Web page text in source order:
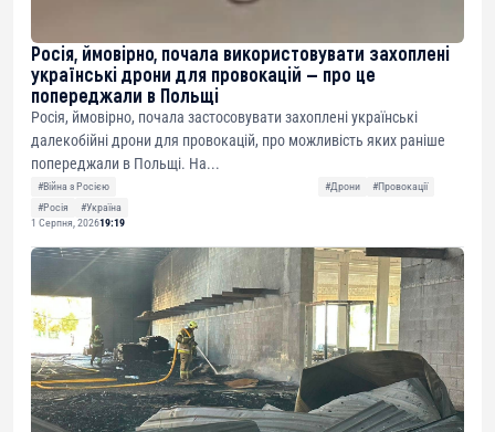
Росія, ймовірно, почала використовувати захоплені
українські дрони для провокацій — про це
попереджали в Польщі
Росія, ймовірно, почала застосовувати захоплені українські
далекобійні дрони для провокацій, про можливість яких раніше
попереджали в Польщі. На...
#Війна з Росією #Дрони
#Провокації
#Росія
#Україна
1 Серпня, 202619:19